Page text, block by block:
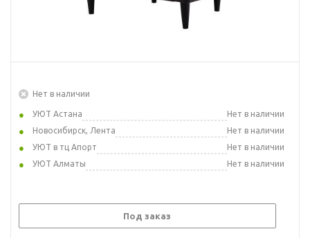
Нет в наличии
УЮТ Астана
Нет в наличии
Новосибирск, Лента
Нет в наличии
УЮТ в тц Апорт
Нет в наличии
УЮТ Алматы
Нет в наличии
Под заказ